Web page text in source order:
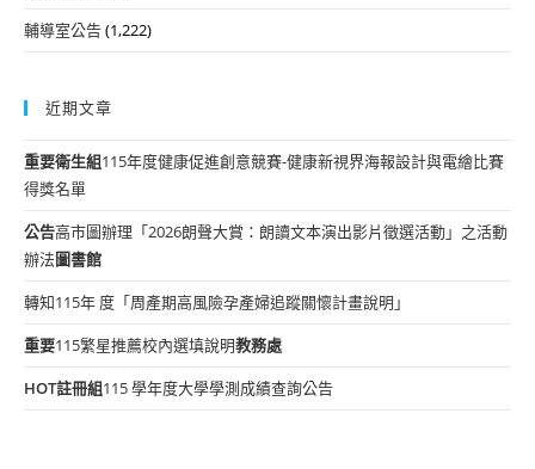
輔導室公告(1,222)
近期文章
重要衛生組115年度健康促進創意競賽-健康新視界海報設計與電繪比賽
得獎名單
公告高市圖辦理「2026朗聲大賞：朗讀文本演出影片徵選活動」之活動
辦法圖書館
轉知115年 度「周產期高風險孕產婦追蹤關懷計畫說明」
重要115繁星推薦校內選填說明教務處
HOT註冊組115 學年度大學學測成績查詢公告